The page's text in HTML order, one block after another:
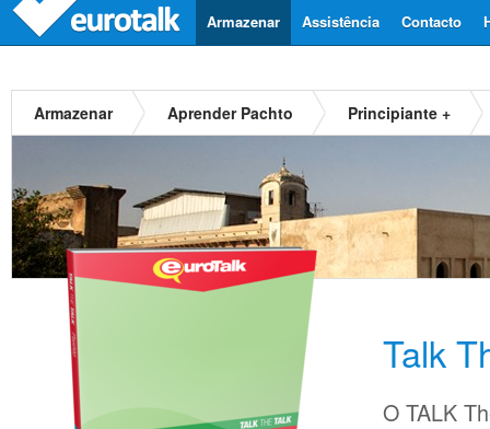
Contacto
Assistência
Armazenar
Armazenar Aprender Pachto Principiante +
Talk
O TALK